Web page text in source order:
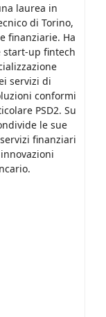
laurea in
di Torino,
finanziarie. Ha
start-up fintech
servizi di
conformi
PSD2. Su
le sue
finanziari